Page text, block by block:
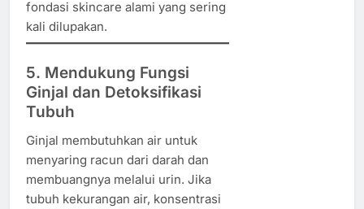
fondasi skincare alami yang sering
kali dilupakan.
5. Mendukung Fungsi
Ginjal dan Detoksifikasi
Tubuh
Ginjal membutuhkan air untuk
menyaring racun dari darah dan
membuangnya melalui urin. Jika
tubuh kekurangan air, konsentrasi